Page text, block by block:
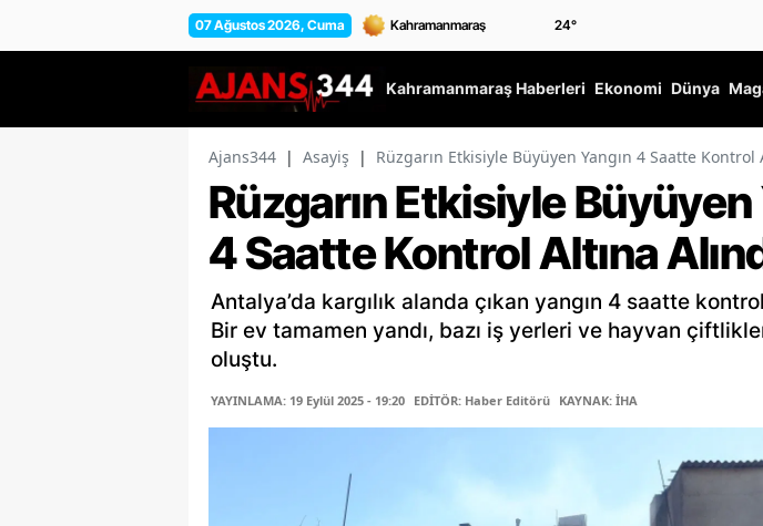
07 Ağustos 2026, Cuma 24°
Kahramanmaraş Haberleri Ekonomi Dünya
Ajans344 | Asayiş | Rüzgarın Etkisiyle Büyüyen Yangın 4 Saatte Kontrol
Rüzgarın Etkisiyle Büyüyen
4 Saatte Kontrol Altına
Antalya’da kargılık alanda çıkan yangın 4 saatte kontrol
Bir ev tamamen yandı, bazı iş yerleri ve hayvan
oluştu.
YAYINLAMA: 19 Eylül 2025 - 19:20 EDİTÖR: Haber Editörü KAYNAK: İHA